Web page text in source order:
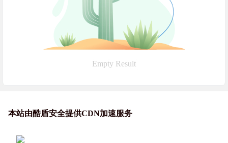
Empty Result
本站由酷盾安全提供CDN加速服务